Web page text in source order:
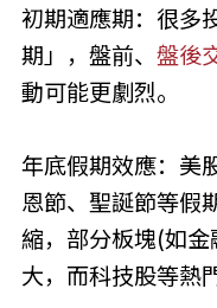
初期適應期：很多
期」，盤前、 盤後
動可能更劇烈。
年底假期效應：美
恩節、聖誕節等假
縮，部分板塊(如
大，而科技股等熱